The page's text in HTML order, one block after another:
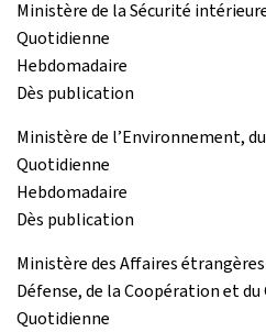
Ministère de la Sécurité
Quotidienne
Hebdomadaire
Dès publication
Ministère de l’Environnement,
Quotidienne
Hebdomadaire
Dès publication
Ministère des Affaires
Défense, de la Coopération et
Quotidienne